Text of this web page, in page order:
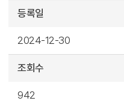
등록일
2024-12-30
조회수
942